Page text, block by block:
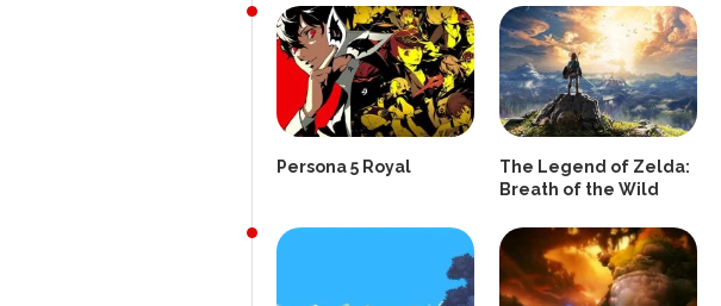
Persona 5 Royal
The Legend of Zelda:
Breath of the Wild